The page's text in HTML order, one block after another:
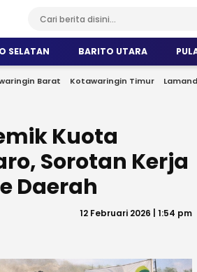
SELATAN BARITO UTARA
Barat Kotawaringin Timur
Kuota
Sorotan Kerja
Daerah
12 Februari 2026 | 1:54 pm